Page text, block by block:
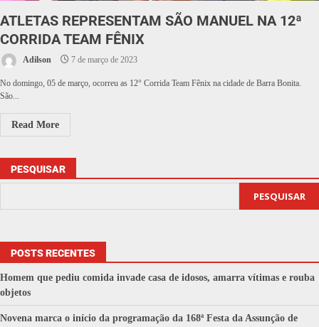
ATLETAS REPRESENTAM SÃO MANUEL NA 12ª
CORRIDA TEAM FÊNIX
Adilson 7 de março de 2023
No domingo, 05 de março, ocorreu as 12° Corrida Team Fênix na cidade de Barra Bonita.
São...
Read More
PESQUISAR
PESQUISAR
POSTS RECENTES
Homem que pediu comida invade casa de idosos, amarra vítimas e rouba
objetos
Novena marca o início da programação da 168ª Festa da Assunção de